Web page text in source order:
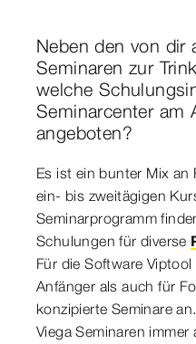
Neben den von dir
Seminaren zur
welche
Seminarcenter am
angeboten?
Es ist ein bunter Mix an
ein- bis zweitägigen
Seminarprogramm
Schulungen für diverse
Für die Software
Anfänger als auch für
konzipierte Seminare
Viega Seminaren immer